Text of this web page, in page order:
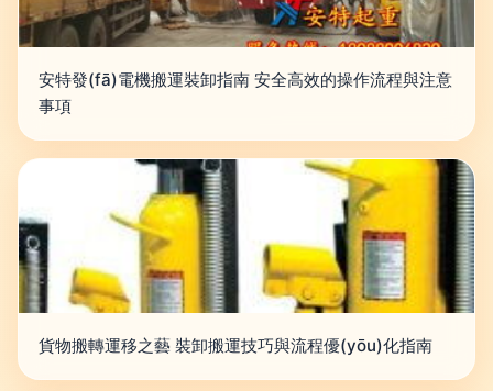
安特發(fā)電機搬運裝卸指南 安全高效的操作流程與注意
事項
貨物搬轉運移之藝 裝卸搬運技巧與流程優(yōu)化指南